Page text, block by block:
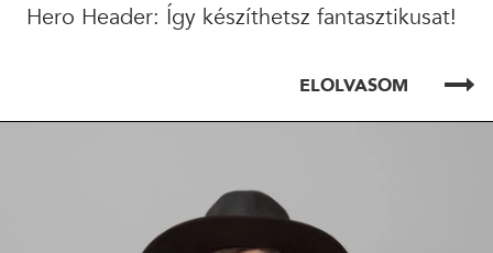
Hero Header: Így készíthetsz fantasztikusat!
ELOLVASOM